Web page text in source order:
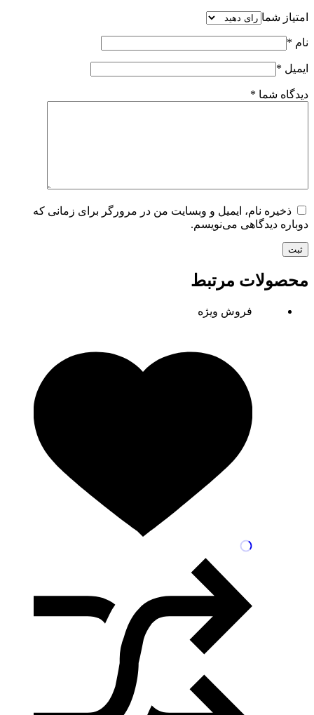
امتیاز شما
نام *
ایمیل *
دیدگاه شما *
ذخیره نام، ایمیل و وبسایت من در مرورگر برای زمانی که
دوباره دیدگاهی می‌نویسم.
ثبت
محصولات مرتبط
فروش ویژه